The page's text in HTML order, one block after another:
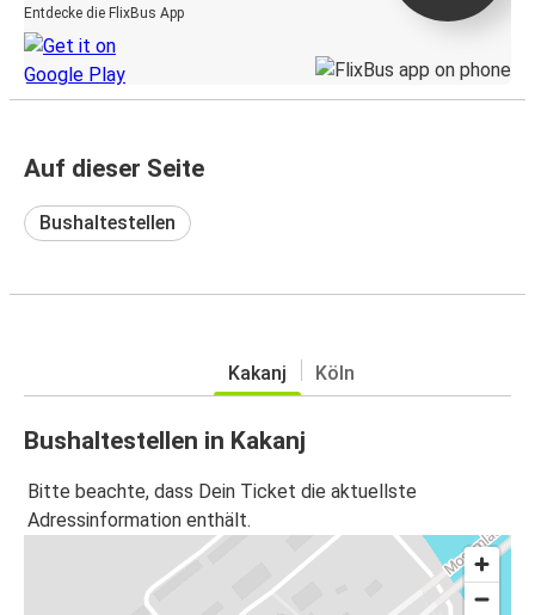
Entdecke die FlixBus App
Auf dieser Seite
Bushaltestellen
Kakanj Köln
Bushaltestellen in Kakanj
Bitte beachte, dass Dein Ticket die aktuellste
Adressinformation enthält.